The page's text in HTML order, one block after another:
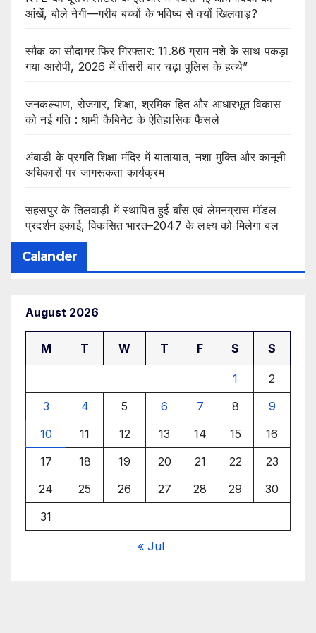
आंखें, बोले नेगी—गरीब बच्चों के भविष्य से क्यों खिलवाड़?
स्मैक का सौदागर फिर गिरफ्तार: 11.86 ग्राम नशे के साथ पकड़ा
गया आरोपी, 2026 में तीसरी बार चढ़ा पुलिस के हत्थे”
जनकल्याण, रोजगार, शिक्षा, श्रमिक हित और आधारभूत विकास
को नई गति : धामी कैबिनेट के ऐतिहासिक फैसले
अंबाडी के प्रगति शिक्षा मंदिर में यातायात, नशा मुक्ति और कानूनी
अधिकारों पर जागरूकता कार्यक्रम
सहसपुर के तिलवाड़ी में स्थापित हुई बाँस एवं लेमनग्रास मॉडल
प्रदर्शन इकाई, विकसित भारत–2047 के लक्ष्य को मिलेगा बल
Calander
August 2026
M T W T F S S
1
2
3
4 5 6 7 8
9
10
11 12 13 14 15
16
17
18 19 20 21 22
23
24
25 26 27 28 29
30
31
« Jul